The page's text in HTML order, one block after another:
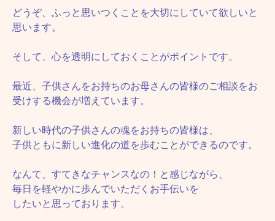
どうぞ、ふっと思いつくことを大切にしていて欲しいと
思います。
そして、心を透明にしておくことがポイントです。
最近、子供さんをお持ちのお母さんの皆様のご相談をお
受けする機会が増えています。
新しい時代の子供さんの魂をお持ちの皆様は、
子供ともに新しい進化の道を歩むことができるのです。
なんて、すてきなチャンスなの！と感じながら、
毎日を軽やかに歩んでいただくお手伝いを
したいと思っております。